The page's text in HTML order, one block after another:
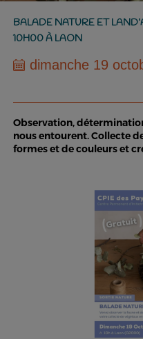
BALADE NATURE ET
10H00 À LAON
dimanche 19
Observation,
nous entourent. Collecte
formes et de couleurs et